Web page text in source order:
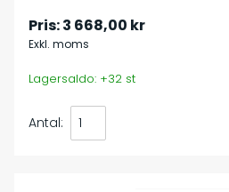
Pris:3 668,00 kr
Exkl. moms
Lagersaldo: +32 st
Antal: